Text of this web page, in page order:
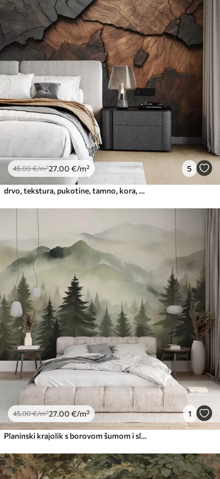
45 .0027 .00€ /m²
Premium
56 .6734 .00€/m²
Premium vinil
66.6740.00 €
Peel and Stick
/m²
45.00€/m²27 .00 €/m² 5
45.00€/m²27 .00 €/m² 1